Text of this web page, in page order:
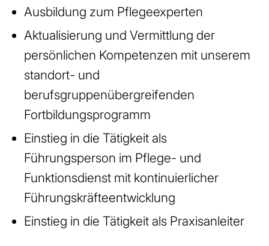
Ausbildung zum Pflegeexperten
Aktualisierung und Vermittlung der
persönlichen Kompetenzen mit unserem
standort- und
berufsgruppenübergreifenden
Fortbildungsprogramm
Einstieg in die Tätigkeit als
Führungsperson im Pflege- und
Funktionsdienst mit kontinuierlicher
Führungskräfteentwicklung
Einstieg in die Tätigkeit als Praxisanleiter